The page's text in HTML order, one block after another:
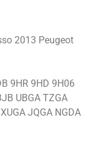
2013 Peugeot
9HR 9HD 9H06
UBGA TZGA
JQGA NGDA